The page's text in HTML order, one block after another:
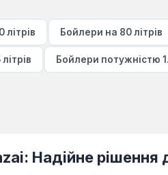
літрів Бойлери на 80 літрів
Бойлери потужністю
Надійне